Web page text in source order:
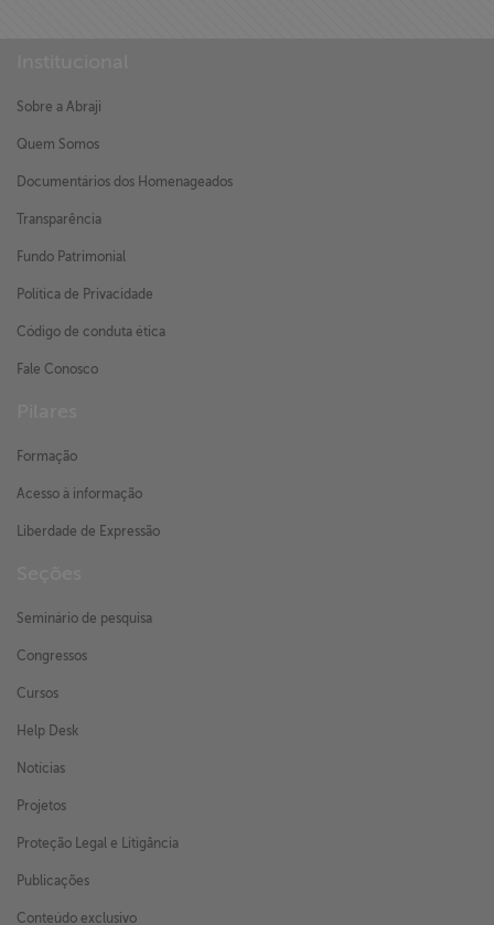
Sobre a Abraji
Quem Somos
Documentários dos Homenageados
Transparência
Fundo Patrimonial
Política de Privacidade
Código de conduta ética
Fale Conosco
Formação
Acesso à informação
Liberdade de Expressão
Seminário de pesquisa
Congressos
Cursos
Help Desk
Notícias
Projetos
Proteção Legal e Litigância
Publicações
Conteúdo exclusivo